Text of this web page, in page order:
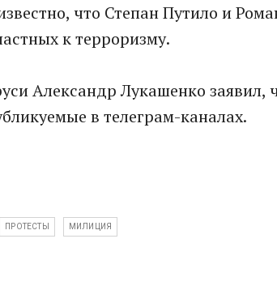
что Степан Путило и
к терроризму.
Александр Лукашенко заявил,
в телеграм-каналах.
ПРОТЕСТЫ МИЛИЦИЯ